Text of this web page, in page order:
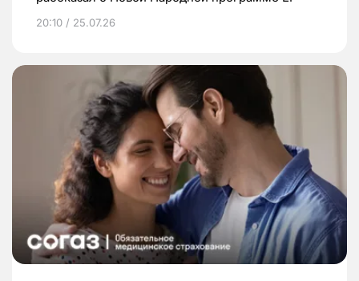
20:10 / 25.07.26